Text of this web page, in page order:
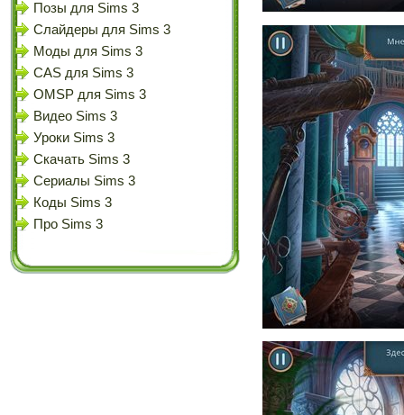
Позы для Sims 3
Слайдеры для Sims 3
Моды для Sims 3
CAS для Sims 3
OMSP для Sims 3
Видео Sims 3
Уроки Sims 3
Скачать Sims 3
Сериалы Sims 3
Коды Sims 3
Про Sims 3